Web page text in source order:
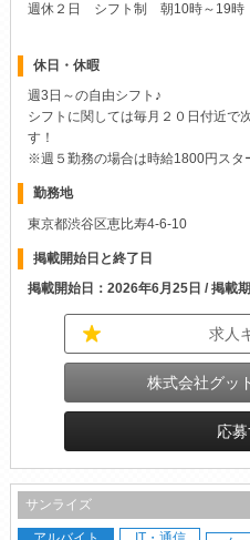
週休２日 シフト制 朝10時～19時
休日・休暇
週3日～の自由シフト♪
シフトに関しては毎月２０日付近で
す！
※週５勤務の場合は時給1800円スタ
勤務地
東京都渋谷区恵比寿4-6-10
掲載開始日と終了日
掲載開始日：2026年6月25日 / 掲載
求人
株式会社グッ
応
サンライズ